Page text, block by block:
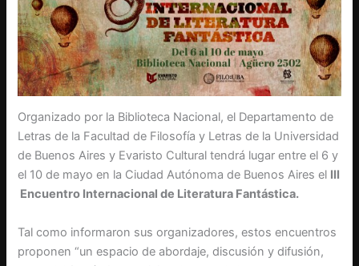
Organizado por la Biblioteca Nacional, el Departamento de
Letras de la Facultad de Filosofía y Letras de la Universidad
de Buenos Aires y Evaristo Cultural tendrá lugar entre el 6 y
el 10 de mayo en la Ciudad Autónoma de Buenos Aires el III
Encuentro Internacional de Literatura Fantástica.
Tal como informaron sus organizadores, estos encuentros
proponen “un espacio de abordaje, discusión y difusión,